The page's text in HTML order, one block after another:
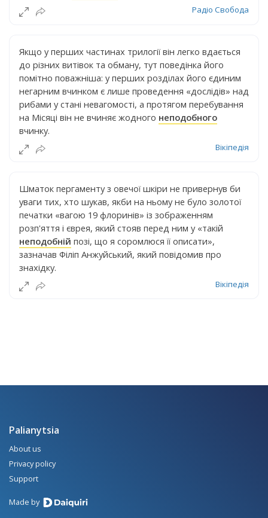
Радіо Свобода
Якщо у перших частинах трилогії він легко вдається
до різних витівок та обману, тут поведінка його
помітно поважніша: у перших розділах його єдиним
негарним вчинком є лише проведення «дослідів» над
рибами у стані невагомості, а протягом перебування
на Місяці він не вчиняє жодного неподобного
вчинку.
Вікіпедія
Шматок пергаменту з овечої шкіри не привернув би
уваги тих, хто шукав, якби на ньому не було золотої
печатки «вагою 19 флоринів» із зображенням
розп'яття і єврея, який стояв перед ним у «такій
неподобній позі, що я соромлюся її описати»,
зазначав Філіп Анжуйський, який повідомив про
знахідку.
Вікіпедія
Palianytsia
About us
Privacy policy
Support
Made by